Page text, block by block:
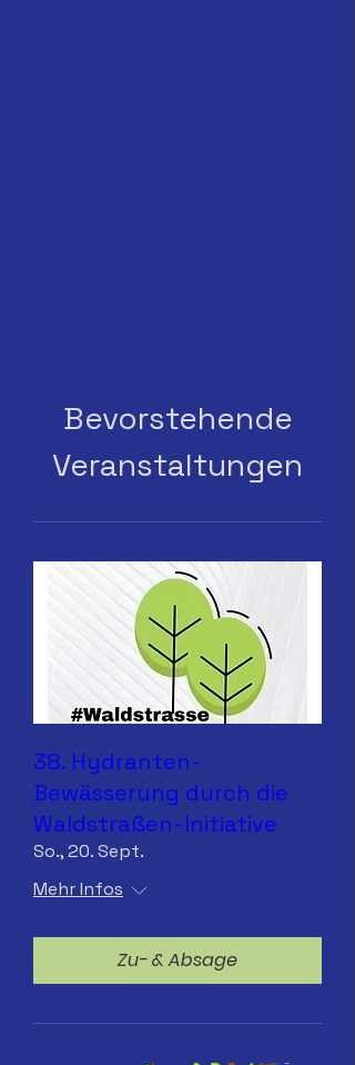
Bevorstehende
Veranstaltungen
38. Hydranten-
Bewässerung durch die
Waldstraßen-Initiative
So., 20. Sept.
Mehr Infos
Zu- & Absage